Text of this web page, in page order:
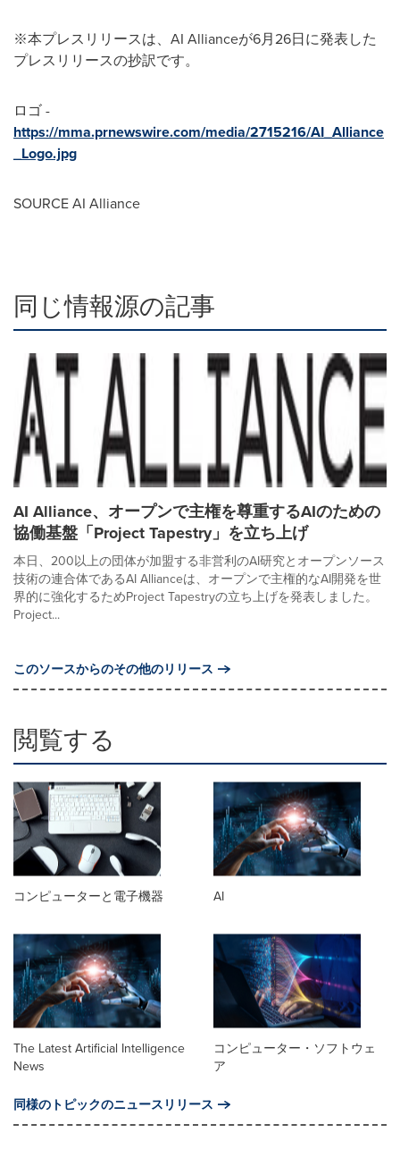
※本プレスリリースは、AI Allianceが6月26日に発表した
プレスリリースの抄訳です。
ロゴ -
https://mma.prnewswire.com/media/2715216/AI_Alliance
_Logo.jpg
SOURCE AI Alliance
同じ情報源の記事
AI Alliance、オープンで主権を尊重するAIのための
協働基盤「Project Tapestry」を立ち上げ
本日、200以上の団体が加盟する非営利のAI研究とオープンソース
技術の連合体であるAI Allianceは、オープンで主権的なAI開発を世
界的に強化するためProject Tapestryの立ち上げを発表しました。
Project...
このソースからのその他のリリース
閲覧する
コンピューターと電子機器 AI
The Latest Artificial Intelligence
News
コンピューター・ソフトウェ
ア
同様のトピックのニュースリリース